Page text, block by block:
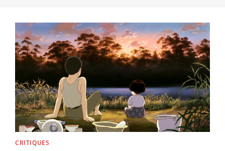
CRITIQUES